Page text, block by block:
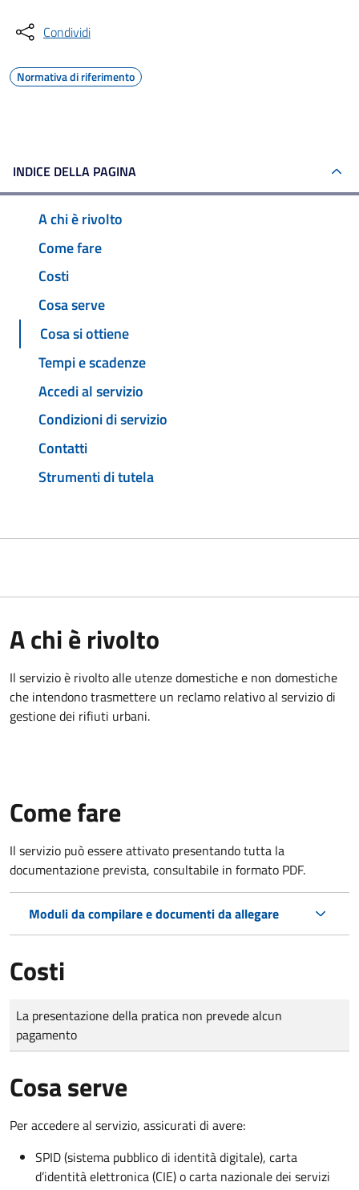
Condividi
Normativa di riferimento
INDICE DELLA PAGINA
A chi è rivolto
Come fare
Costi
Cosa serve
Cosa si ottiene
Tempi e scadenze
Accedi al servizio
Condizioni di servizio
Contatti
Strumenti di tutela
A chi è rivolto
Il servizio è rivolto alle utenze domestiche e non domestiche
che intendono trasmettere un reclamo relativo al servizio di
gestione dei rifiuti urbani.
Come fare
Il servizio può essere attivato presentando tutta la
documentazione prevista, consultabile in formato PDF.
Moduli da compilare e documenti da allegare
Costi
Tipo di pagamento
Importo
La presentazione della pratica non prevede alcun
pagamento
Cosa serve
Per accedere al servizio, assicurati di avere:
SPID (sistema pubblico di identità digitale), carta
d’identità elettronica (CIE) o carta nazionale dei servizi